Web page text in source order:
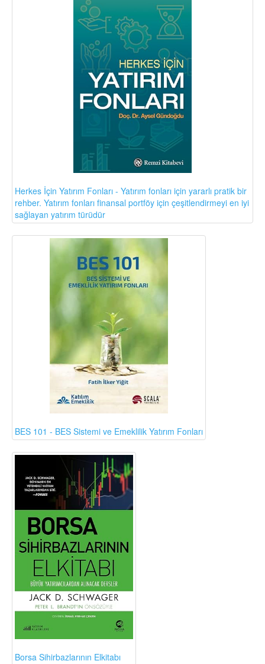
Herkes İçin Yatırım Fonları - Yatırım fonları için yararlı pratik bir
rehber. Yatırım fonları finansal portföy için çeşitlendirmeyi en iyi
sağlayan yatırım türüdür
BES 101 - BES Sistemi ve Emeklilik Yatırım Fonları
Borsa Sihirbazlarının Elkitabı